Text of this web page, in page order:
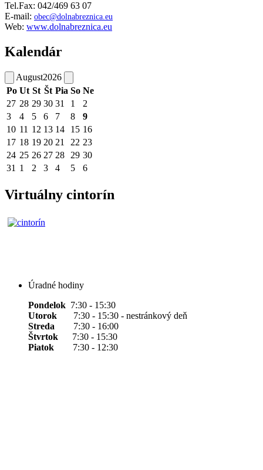
Tel.Fax: 042/469 63 07
E-mail: obec@dolnabreznica.eu
Web: www.dolnabreznica.eu
Kalendár
August2026
Po Ut St Št Pia So Ne
27 28 29 30 31 1
2
3
4 5 6 7 8
9
10 11 12 13 14 15 16
17 18 19 20 21 22 23
24 25 26 27 28 29 30
31 1 2 3 4 5 6
Virtuálny cintorín
Úradné hodiny
Pondelok 7:30 - 15:30
Utorok 7:30 - 15:30 - nestránkový deň
Streda 7:30 - 16:00
Štvrtok 7:30 - 15:30
Piatok 7:30 - 12:30